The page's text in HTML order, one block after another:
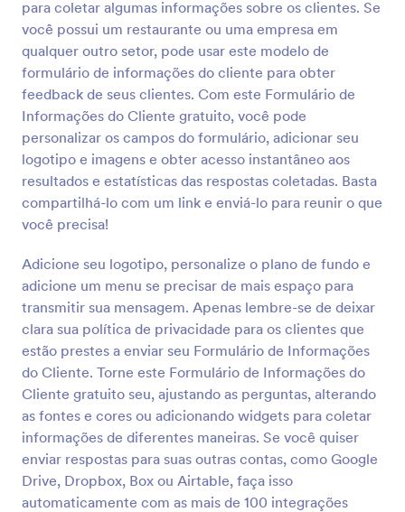
para coletar algumas informações sobre os clientes. Se
você possui um restaurante ou uma empresa em
qualquer outro setor, pode usar este modelo de
formulário de informações do cliente para obter
feedback de seus clientes. Com este Formulário de
Informações do Cliente gratuito, você pode
personalizar os campos do formulário, adicionar seu
logotipo e imagens e obter acesso instantâneo aos
resultados e estatísticas das respostas coletadas. Basta
compartilhá-lo com um link e enviá-lo para reunir o que
você precisa!
Adicione seu logotipo, personalize o plano de fundo e
adicione um menu se precisar de mais espaço para
transmitir sua mensagem. Apenas lembre-se de deixar
clara sua política de privacidade para os clientes que
estão prestes a enviar seu Formulário de Informações
do Cliente. Torne este Formulário de Informações do
Cliente gratuito seu, ajustando as perguntas, alterando
as fontes e cores ou adicionando widgets para coletar
informações de diferentes maneiras. Se você quiser
enviar respostas para suas outras contas, como Google
Drive, Dropbox, Box ou Airtable, faça isso
automaticamente com as mais de 100 integrações
Você receberá instantaneamente os envios em sua
conta Jotform segura, sendo muito fácil de
visualizar a partir de qualquer dispositivo.
Personalizar seu Questionário sobre o Cabelo e
Necessidades das Clientes do Salão de Beleza é
possível com apenas alguns cliques com nosso
Criador de Formulários. Basta arrastar e soltar os
campos do formulário, perguntas, imagens e até
mesmo sua logo, para criar o questionário perfeito
para suas necessidades, tudo isso sem escrever
nenhuma linha de código! Sinta-se à vontade para
experimentar nossos mais de 100 aplicativos de
integração para compartilhar automaticamente
envios para suas outras contas online como Google
Drive, Dropbox, Mailchimp, e muito mais.
Comprenda mais sobre suas clientes e colete suas
informações de contato com o nosso Questionário
sobre o Cabelo e Necessidades das Clientes do
Salão de Beleza.
Visualizar
Rig Soluções Imob
Formulário de captação de leads imobiliário